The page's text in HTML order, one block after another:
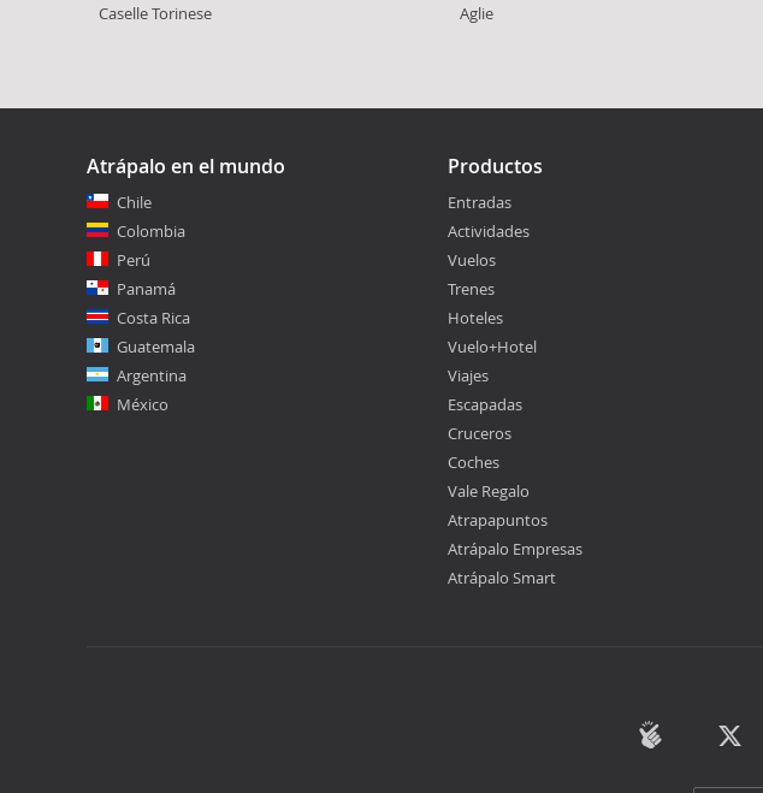
Caselle Torinese
Aglie
Atrápalo en el mundo
Chile
Colombia
Perú
Panamá
Costa Rica
Guatemala
Argentina
México
Productos
Entradas
Actividades
Vuelos
Trenes
Hoteles
Vuelo+Hotel
Viajes
Escapadas
Cruceros
Coches
Vale Regalo
Atrapapuntos
Atrápalo Empresas
Atrápalo Smart